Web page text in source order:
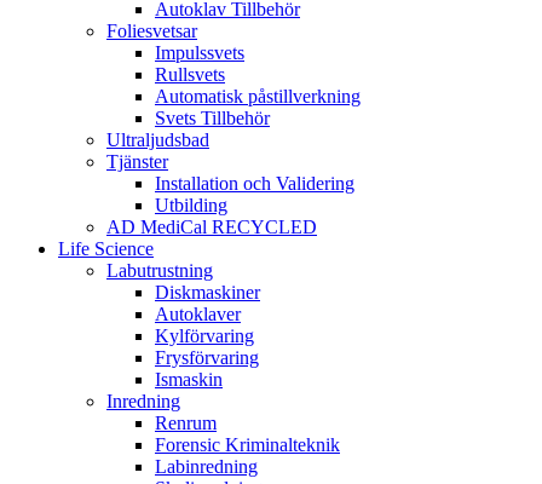
Autoklav Tillbehör
Foliesvetsar
Impulssvets
Rullsvets
Automatisk påstillverkning
Svets Tillbehör
Ultraljudsbad
Tjänster
Installation och Validering
Utbilding
AD MediCal RECYCLED
Life Science
Labutrustning
Diskmaskiner
Autoklaver
Kylförvaring
Frysförvaring
Ismaskin
Inredning
Renrum
Forensic Kriminalteknik
Labinredning